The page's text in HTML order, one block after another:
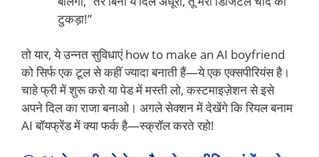
टुकड़ा!”
तो यार, ये उन्नत सुविधाएं how to make an AI boyfriend
को सिर्फ एक टूल से कहीं ज्यादा बनाती हैं—ये एक एक्सपीरियंस है।
चाहे फ्री में शुरू करो या पेड में मस्ती लो, कस्टमाइज़ेशन से इसे
अपने दिल का राजा बनाओ। अगले सेक्शन में देखेंगे कि रियल बनाम
AI बॉयफ्रेंड में क्या फर्क है—स्क्रॉल करते रहो!